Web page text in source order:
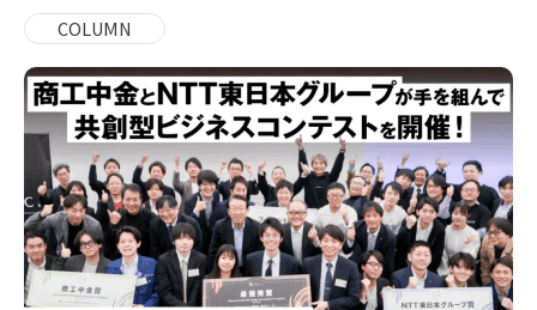
COLUMN